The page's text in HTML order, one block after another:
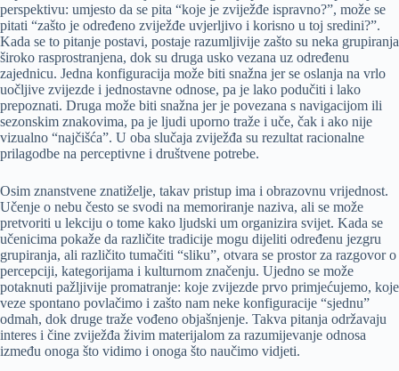
perspektivu: umjesto da se pita “koje je zviježđe ispravno?”, može se
pitati “zašto je određeno zviježđe uvjerljivo i korisno u toj sredini?”.
Kada se to pitanje postavi, postaje razumljivije zašto su neka grupiranja
široko rasprostranjena, dok su druga usko vezana uz određenu
zajednicu. Jedna konfiguracija može biti snažna jer se oslanja na vrlo
uočljive zvijezde i jednostavne odnose, pa je lako podučiti i lako
prepoznati. Druga može biti snažna jer je povezana s navigacijom ili
sezonskim znakovima, pa je ljudi uporno traže i uče, čak i ako nije
vizualno “najčišća”. U oba slučaja zviježđa su rezultat racionalne
prilagodbe na perceptivne i društvene potrebe.
Osim znanstvene znatiželje, takav pristup ima i obrazovnu vrijednost.
Učenje o nebu često se svodi na memoriranje naziva, ali se može
pretvoriti u lekciju o tome kako ljudski um organizira svijet. Kada se
učenicima pokaže da različite tradicije mogu dijeliti određenu jezgru
grupiranja, ali različito tumačiti “sliku”, otvara se prostor za razgovor o
percepciji, kategorijama i kulturnom značenju. Ujedno se može
potaknuti pažljivije promatranje: koje zvijezde prvo primjećujemo, koje
veze spontano povlačimo i zašto nam neke konfiguracije “sjednu”
odmah, dok druge traže vođeno objašnjenje. Takva pitanja održavaju
interes i čine zviježđa živim materijalom za razumijevanje odnosa
između onoga što vidimo i onoga što naučimo vidjeti.